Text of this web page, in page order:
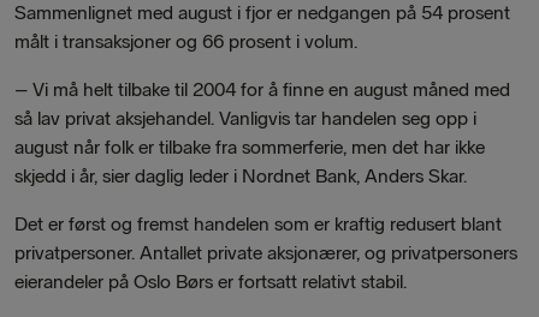
Sammenlignet med august i fjor er nedgangen på 54 prosent
målt i transaksjoner og 66 prosent i volum.
– Vi må helt tilbake til 2004 for å finne en august måned med
så lav privat aksjehandel. Vanligvis tar handelen seg opp i
august når folk er tilbake fra sommerferie, men det har ikke
skjedd i år, sier daglig leder i Nordnet Bank, Anders Skar.
Det er først og fremst handelen som er kraftig redusert blant
privatpersoner. Antallet private aksjonærer, og privatpersoners
eierandeler på Oslo Børs er fortsatt relativt stabil.